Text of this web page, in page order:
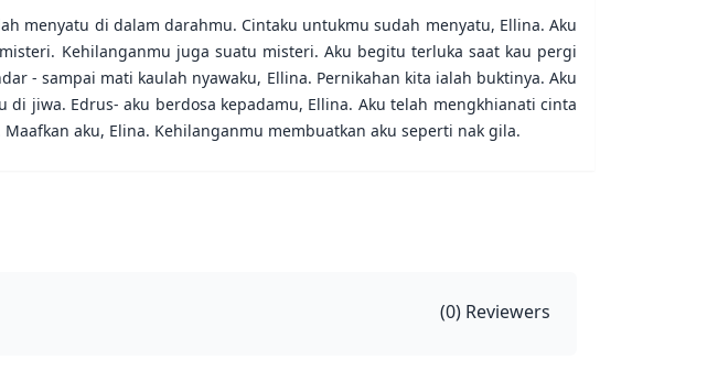
menyatu di dalam darahmu. Cintaku untukmu sudah menyatu, Ellina. Aku
Kehilanganmu juga suatu misteri. Aku begitu terluka saat kau pergi
- sampai mati kaulah nyawaku, Ellina. Pernikahan kita ialah buktinya. Aku
jiwa. Edrus- aku berdosa kepadamu, Ellina. Aku telah mengkhianati cinta
aku, Elina. Kehilanganmu membuatkan aku seperti nak gila.
(0) Reviewers